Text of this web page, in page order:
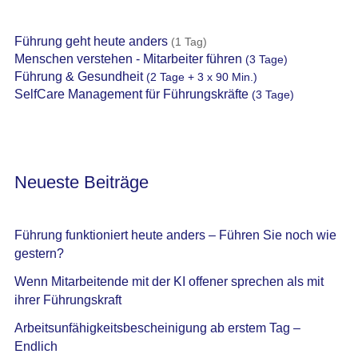
Führung geht heute anders(1 Tag)
Menschen verstehen - Mitarbeiter führen (3 Tage)
Führung & Gesundheit(2 Tage + 3 x 90 Min.)
SelfCare Management für Führungskräfte(3 Tage)
Neueste Beiträge
Führung funktioniert heute anders – Führen Sie noch wie
gestern?
Wenn Mitarbeitende mit der KI offener sprechen als mit
ihrer Führungskraft
Arbeitsunfähigkeitsbescheinigung ab erstem Tag –
Endlich